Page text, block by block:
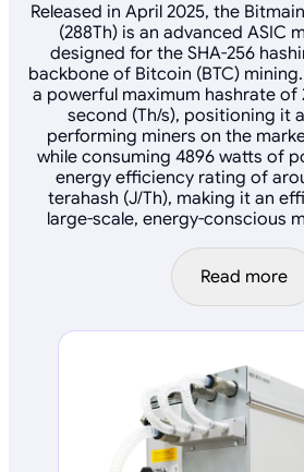
Released in April 2025, the
(288Th) is an advanced ASIC
designed for the SHA-256
backbone of Bitcoin (BTC)
a powerful maximum hashrate of
second (Th/s), positioning it
performing miners on the
while consuming 4896 watts of
energy efficiency rating of
terahash (J/Th), making it an
large-scale, energy-conscious
Read more